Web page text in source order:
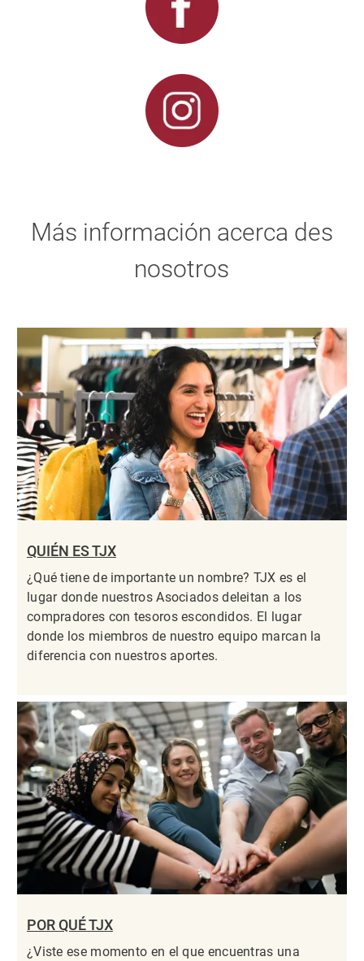
Más información acerca des
nosotros
QUIÉN ES TJX
¿Qué tiene de importante un nombre? TJX es el
lugar donde nuestros Asociados deleitan a los
compradores con tesoros escondidos. El lugar
donde los miembros de nuestro equipo marcan la
diferencia con nuestros aportes.
POR QUÉ TJX
¿Viste ese momento en el que encuentras una